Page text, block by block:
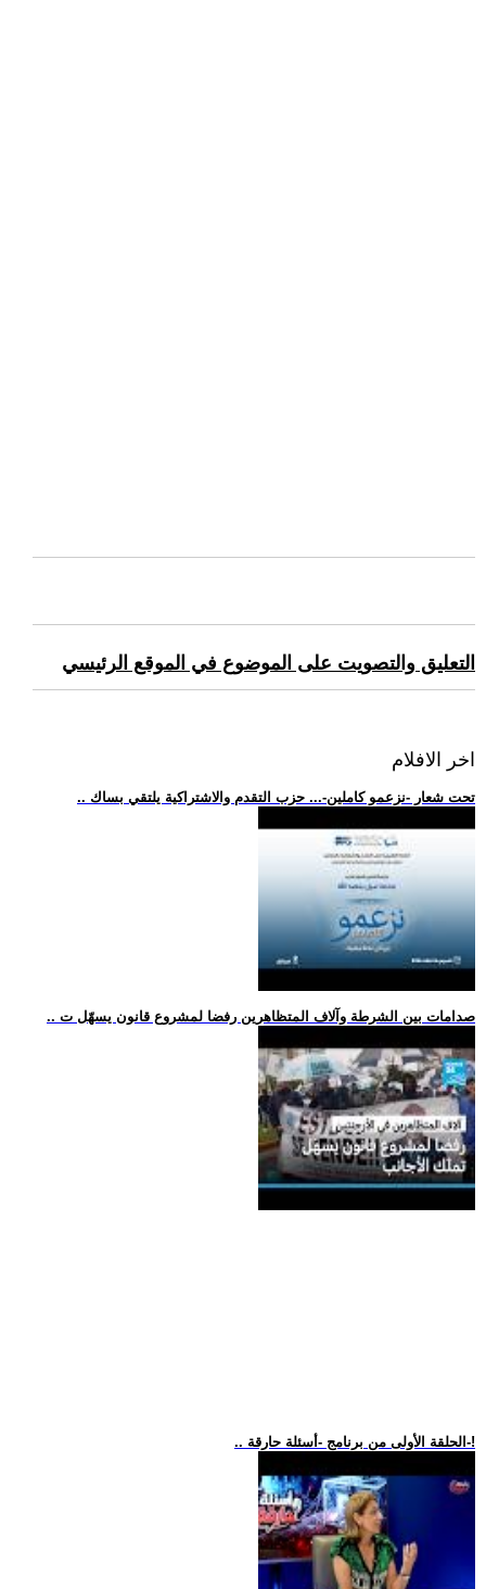
التعليق والتصويت على الموضوع في الموقع الرئيسي
اخر الافلام
.. تحت شعار -نزعمو كاملين-... حزب التقدم والاشتراكية يلتقي بساك
.. صدامات بين الشرطة وآلاف المتظاهرين رفضا لمشروع قانون يسهّل ت
.. الحلقة الأولى من برنامج -أسئلة حارقة-!